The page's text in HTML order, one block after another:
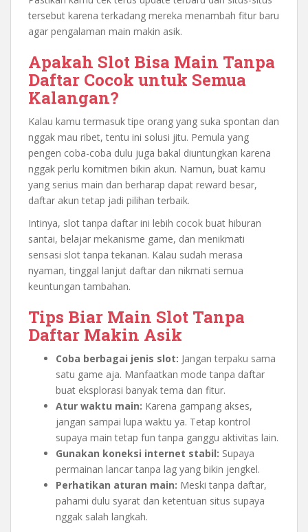
tersebut karena terkadang mereka menambah fitur baru
agar pengalaman main makin asik.
Apakah Slot Bisa Main Tanpa
Daftar Cocok untuk Semua
Kalangan?
Kalau kamu termasuk tipe orang yang suka spontan dan
nggak mau ribet, tentu ini solusi jitu. Pemula yang
pengen coba-coba dulu juga bakal diuntungkan karena
nggak perlu komitmen bikin akun. Namun, buat kamu
yang serius main dan berharap dapat reward besar,
daftar akun tetap jadi pilihan terbaik.
Intinya, slot tanpa daftar ini lebih cocok buat hiburan
santai, belajar mekanisme game, dan menikmati
sensasi slot tanpa tekanan. Kalau sudah merasa
nyaman, tinggal lanjut daftar dan nikmati semua
keuntungan tambahan.
Tips Biar Main Slot Tanpa
Daftar Makin Asik
Coba berbagai jenis slot: Jangan terpaku sama
satu game aja. Manfaatkan mode tanpa daftar
buat eksplorasi banyak tema dan fitur.
Atur waktu main: Karena gampang akses,
jangan sampai lupa waktu ya. Tetap kontrol
supaya main tetap fun tanpa ganggu aktivitas lain.
Gunakan koneksi internet stabil: Supaya
permainan lancar tanpa lag yang bikin jengkel.
Perhatikan aturan main: Meski tanpa daftar,
pahami dulu syarat dan ketentuan situs supaya
nggak salah langkah.